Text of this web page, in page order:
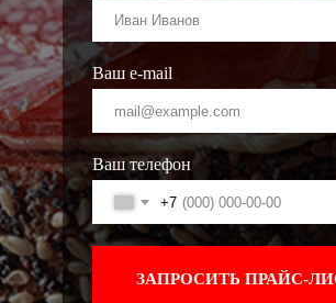
Ваш e-mail
Ваш телефон
+7
ЗАПРОСИТЬ ПРАЙС-